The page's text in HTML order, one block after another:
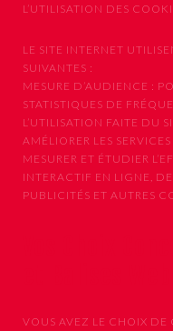
L’UTILISATION DES
LE SITE INTERNET
SUIVANTES :
MESURE D’AUDIENCE :
STATISTIQUES DE
L’UTILISATION FAITE DU
AMÉLIORER LES
MESURER ET ÉTUDIER
INTERACTIF EN LIGNE,
PUBLICITÉS ET AUTRES
VOUS AVEZ LE CHOIX DE